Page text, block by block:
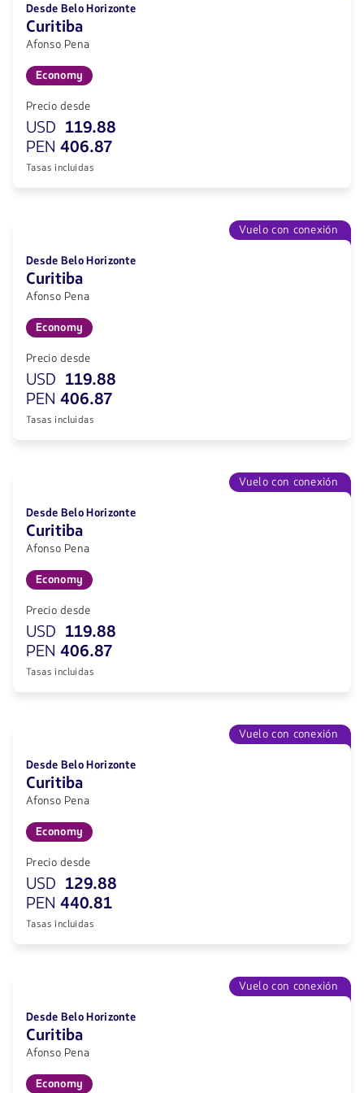
Desde Belo Horizonte
Curitiba
Afonso Pena
Economy
Precio desde
USD 119.88
PEN 406.87
Tasas incluidas
Vuelo con conexión
Desde Belo Horizonte
Curitiba
Afonso Pena
Economy
Precio desde
USD 119.88
PEN 406.87
Tasas incluidas
Vuelo con conexión
Desde Belo Horizonte
Curitiba
Afonso Pena
Economy
Precio desde
USD 119.88
PEN 406.87
Tasas incluidas
Vuelo con conexión
Desde Belo Horizonte
Curitiba
Afonso Pena
Economy
Precio desde
USD 129.88
PEN 440.81
Tasas incluidas
Vuelo con conexión
Desde Belo Horizonte
Curitiba
Afonso Pena
Economy